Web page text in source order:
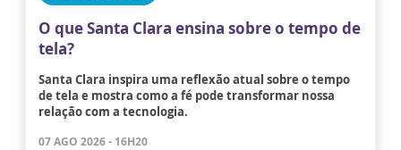
O que Santa Clara ensina sobre o tempo de
tela?
Santa Clara inspira uma reflexão atual sobre o tempo
de tela e mostra como a fé pode transformar nossa
relação com a tecnologia.
07 AGO 2026 - 16H20